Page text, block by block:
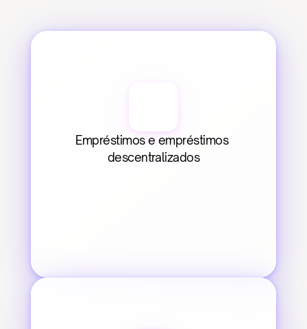
Empréstimos e empréstimos
descentralizados